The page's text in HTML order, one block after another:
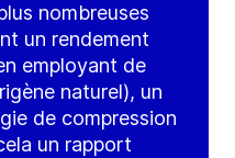
nombreuses
un rendement
employant de
naturel), un
de compression
un rapport